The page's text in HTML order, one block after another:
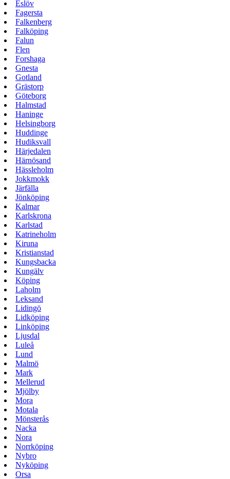
Eslöv
Fagersta
Falkenberg
Falköping
Falun
Flen
Forshaga
Gnesta
Gotland
Grästorp
Göteborg
Halmstad
Haninge
Helsingborg
Huddinge
Hudiksvall
Härjedalen
Härnösand
Hässleholm
Jokkmokk
Järfälla
Jönköping
Kalmar
Karlskrona
Karlstad
Katrineholm
Kiruna
Kristianstad
Kungsbacka
Kungälv
Köping
Laholm
Leksand
Lidingö
Lidköping
Linköping
Ljusdal
Luleå
Lund
Malmö
Mark
Mellerud
Mjölby
Mora
Motala
Mönsterås
Nacka
Nora
Norrköping
Nybro
Nyköping
Orsa